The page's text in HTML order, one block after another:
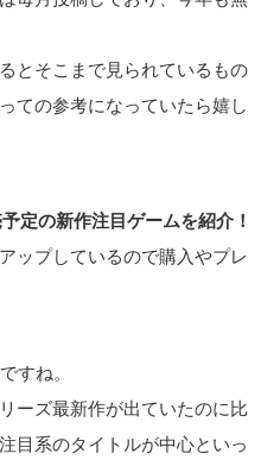
とそこまで見られているもの
ての参考になっていたら嬉し
定の新作注目ゲームを紹介！
ップしているので購入やプレ
すね。
ーズ最新作が出ていたのに比
目系のタイトルが中心といっ